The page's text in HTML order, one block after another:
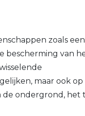
zoals
bescherming van
maar ook
de ondergrond, het